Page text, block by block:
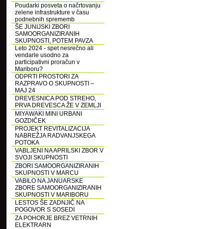
Poudarki posveta o načrtovanju
zelene infrastrukture v času
podnebnih sprememb
ŠE JUNIJSKI ZBORI
SAMOORGANIZIRANIH
SKUPNOSTI, POTEM PAVZA
Leto 2024 - spet nesrečno ali
vendarle usodno za
participativni proračun v
Mariboru?
ODPRTI PROSTORI ZA
RAZPRAVO O SKUPNOSTI –
MAJ 24
DREVESNICA POD STREHO,
PRVA DREVESCA ŽE V ZEMLJI
MIYAWAKI MINI URBANI
GOZDIČEK
PROJEKT REVITALIZACIJA
NABREŽJA RADVANJSKEGA
POTOKA
VABLJENI NA APRILSKI ZBOR V
SVOJI SKUPNOSTI
ZBORI SAMOORGANIZIRANIH
SKUPNOSTI V MARCU
VABILO NA JANUARSKE
ZBORE SAMOORGANIZIRANIH
SKUPNOSTI V MARIBORU
LESTOS ŠE ZADNJIČ NA
POGOVOR S SOSEDI
ZA POHORJE BREZ VETRNIH
ELEKTRARN